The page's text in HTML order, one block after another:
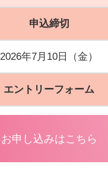
申込締切
2026年7月10日（金）
エントリーフォーム
お申し込みはこちら